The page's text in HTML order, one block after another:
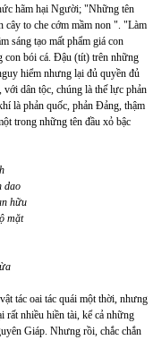
hãm hại Người; "Những tên
cây to che cớm mầm non ". "Làm
sáng tạo mất phẩm giá con
con bói cá. Đậu (tít) trên những
hiểm nhưng lại đủ quyền đủ
dân tộc, chúng là thế lực phản
là phản quốc, phản Đảng, thậm
trong những tên đầu xỏ bậc
dao
hữu
mặt
tác oai tác quái một thời, nhưng
rất nhiều hiền tài, kể cả những
Giáp. Nhưng rồi, chắc chắn